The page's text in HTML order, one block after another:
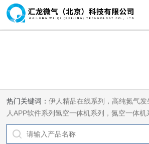
热门关键词：伊人精品在线系列，高纯氮气
人APP软件系列氢空一体机系列，氮空一体
机系列，气体净化器系列，代理日本DKK-
仪器，代理南韩SitekPH/离子计，DO计，电